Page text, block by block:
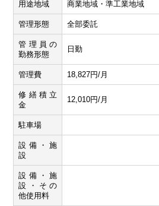
用途地域 商業地域・準工業地域
管理形態 全部委託
管理員の
勤務形態
日勤
管理費 18,827円/月
修繕積立
金
12,010円/月
駐車場
設備・施
設
設備・施
設・その
他使用料